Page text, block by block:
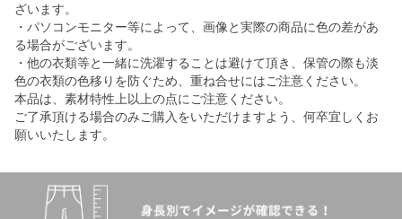
ざいます。
・パソコンモニター等によって、画像と実際の商品に色の差があ
る場合がございます。
・他の衣類等と一緒に洗濯することは避けて頂き、保管の際も淡
色の衣類の色移りを防ぐため、重ね合せにはご注意ください。
本品は、素材特性上以上の点にご注意ください。
ご了承頂ける場合のみご購入をいただけますよう、何卒宜しくお
願いいたします。